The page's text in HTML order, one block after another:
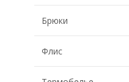
Брюки
Флис